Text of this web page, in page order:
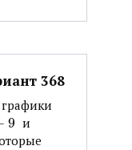
368
9 ​ и ​